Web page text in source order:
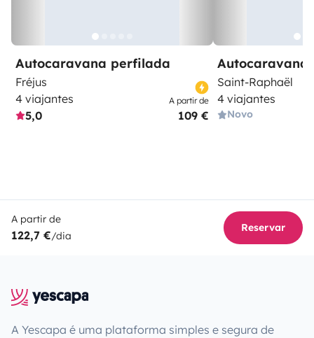
Autocaravana perfilada
Fréjus
4 viajantes
5,0
A partir de
109 €
Saint-Raphaël
4 viajantes
Novo
A partir de
122,7 €/dia
Reservar
A Yescapa é uma plataforma simples e segura de